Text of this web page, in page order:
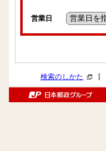
営業日
検索のしかた